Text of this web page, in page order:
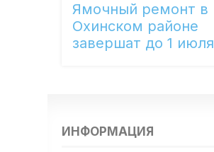
Ямочный ремонт в
Охинском районе
завершат до 1 июля
ИНФОРМАЦИЯ